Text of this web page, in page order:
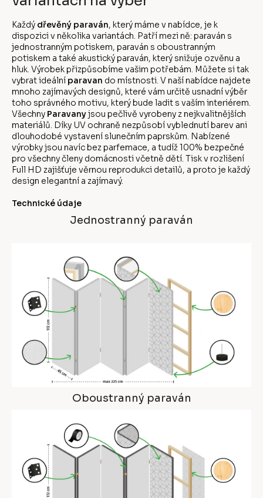
Každý dřevěný paraván, který máme v nabídce, je k
dispozici v několika variantách. Patří mezi ně: paraván s
jednostranným potiskem, paraván s oboustranným
potiskem a také akustický paraván, který snižuje ozvěnu a
hluk. Výrobek přizpůsobíme vašim potřebám. Můžete si tak
vybrat ideální paravan do místnosti. V naší nabídce najdete
mnoho zajímavých designů, které vám určitě usnadní výběr
toho správného motivu, který bude ladit s vaším interiérem.
Všechny Paravanyjsou pečlivě vyrobeny z nejkvalitnějších
materiálů. Díky UV ochraně nezpůsobí vyblednutí barev ani
dlouhodobé vystavení slunečním paprskům. Nabízené
výrobky jsou navíc bez parfemace, a tudíž 100% bezpečné
pro všechny členy domácnosti včetně dětí. Tisk v rozlišení
Full HD zajišťuje věrnou reprodukci detailů, a proto je každý
design elegantní a zajímavý.
Technické údaje
Jednostranný paraván
Oboustranný paraván